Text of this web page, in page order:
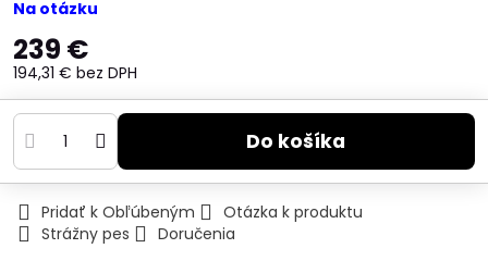
Na otázku
239 €
194,31 € bez DPH
Do košíka
Pridať k Obľúbeným
Otázka k produktu
Strážny pes
Doručenia